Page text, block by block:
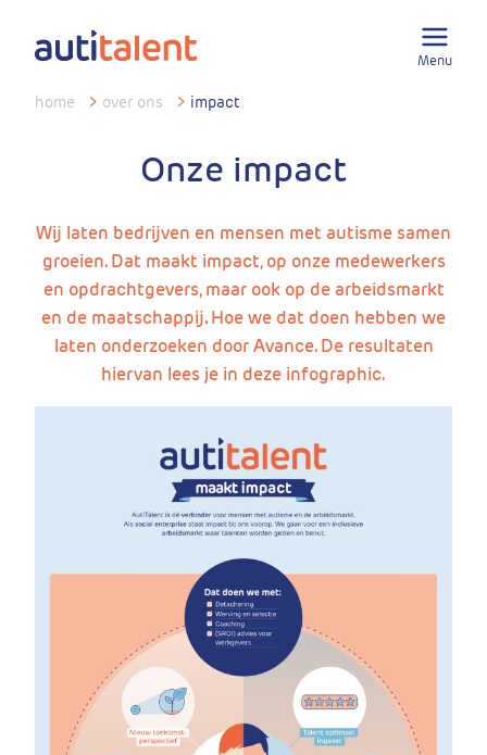
Menu
home > over ons > impact
Onze impact
Wij laten bedrijven en mensen met autisme samen
groeien. Dat maakt impact, op onze medewerkers
en opdrachtgevers, maar ook op de arbeidsmarkt
en de maatschappij.Hoe we dat doen hebben we
laten onderzoeken door Avance. De resultaten
hiervan lees je in deze infographic.